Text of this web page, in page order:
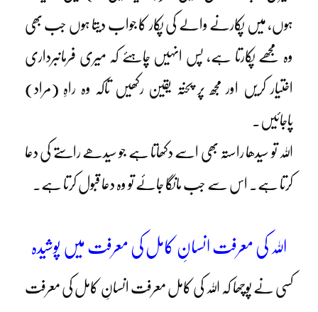
ہوں، میں پکارنے والے کی پکار کا جواب دیتا ہوں جب بھی
وہ مجھے پکارتا ہے، پس انہیں چاہئے کہ میری فرمانبرداری
اختیار کریں اور مجھ پر پختہ یقین رکھیں تاکہ وہ راہِ (مراد)
پاجائیں۔
اللہ تو سیدھا راستہ بھی اسے دکھاتا ہے جو سیدھے راستے کی دعا
کرتا ہے۔ اس سے جب مانگا جائے تو وہ دعا قبول کرتا ہے۔
اللہ کی معرفت انسانِ کامل کی معرفت میں پوشیدہ
کسی نے پوچھا کہ اللہ کی کامل معرفت انسانِ کامل کی معرفت